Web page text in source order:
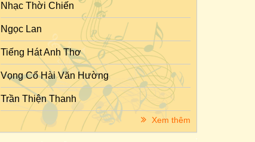
Nhạc Thời Chiến
Ngọc Lan
Tiếng Hát Anh Thơ
Vọng Cổ Hài Văn Hường
Trần Thiện Thanh
Xem thêm